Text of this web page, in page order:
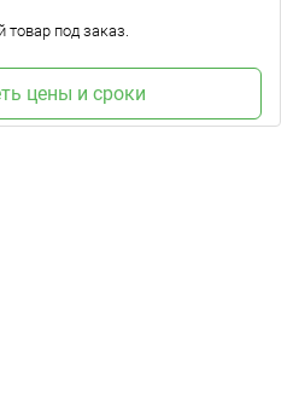
под заказ.
цены и сроки